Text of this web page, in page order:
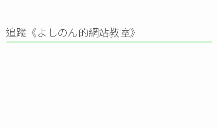
追蹤《よしのん的網站教室》